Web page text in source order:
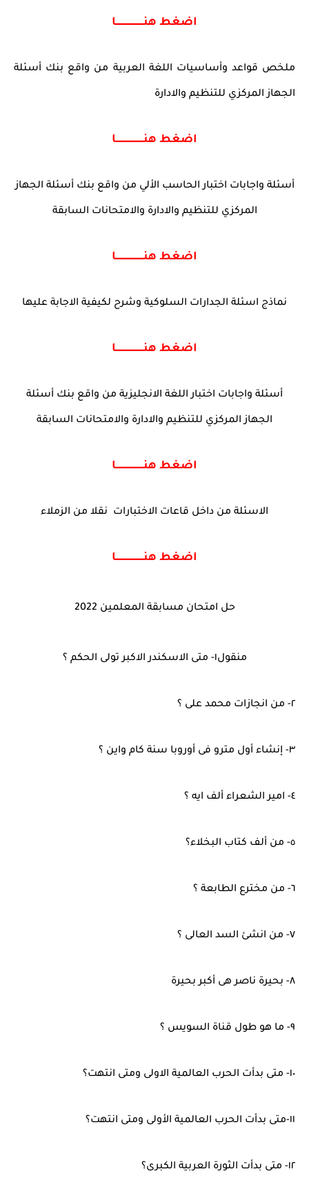
اضغط هنــــــــــــــــــــا
ملخص قواعد وأساسيات اللغة العربية من واقع بنك أسئلة
الجهاز المركزي للتنظيم والادارة
اضغط هنــــــــــــــــــــا
أسئلة واجابات اختبار الحاسب الألي من واقع بنك أسئلة الجهاز
المركزي للتنظيم والادارة والامتحانات السابقة
اضغط هنــــــــــــــــــــا
نماذج اسئلة الجدارات السلوكية وشرح لكيفية الاجابة عليها
اضغط هنــــــــــــــــــــا
أسئلة واجابات اختبار اللغة الانجليزية من واقع بنك أسئلة
الجهاز المركزي للتنظيم والادارة والامتحانات السابقة
اضغط هنــــــــــــــــــــا
الاسئلة من داخل قاعات الاختبارات نقلا من الزملاء
اضغط هنــــــــــــــــــــا
حل امتحان مسابقة المعلمين 2022
منقول١- متى الاسكندر الاكبر تولى الحكم ؟
٢- من انجازات محمد على ؟
٣- إنشاء أول مترو فى أوروبا سنة كام واين ؟
٤- امير الشعراء ألف ايه ؟
٥- من ألف كتاب البخلاء؟
٦- من مخترع الطابعة ؟
٧- من انشئ السد العالى ؟
٨- بحيرة ناصر هى أكبر بحيرة
٩- ما هو طول قناة السويس ؟
١٠- متى بدأت الحرب العالمية الاولى ومتى انتهت؟
١١-متى بدأت الحرب العالمية الأولى ومتى انتهت؟
١٢- متى بدأت الثورة العربية الكبرى؟